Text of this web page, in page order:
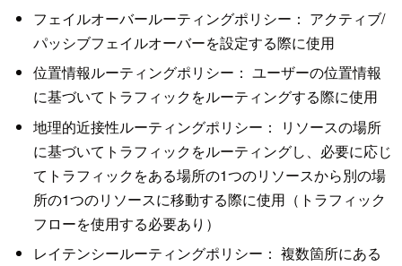
フェイルオーバールーティングポリシー： アクティブ/
パッシブフェイルオーバーを設定する際に使用
位置情報ルーティングポリシー： ユーザーの位置情報
に基づいてトラフィックをルーティングする際に使用
地理的近接性ルーティングポリシー： リソースの場所
に基づいてトラフィックをルーティングし、必要に応じ
てトラフィックをある場所の1つのリソースから別の場
所の1つのリソースに移動する際に使用（トラフィック
フローを使用する必要あり）
レイテンシールーティングポリシー： 複数箇所にある